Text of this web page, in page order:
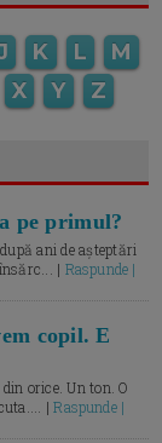
K L
M
X Y Z
pe primul?
ani de așteptări
| Raspunde |
copil. E
orice. Un ton. O
|Raspunde |